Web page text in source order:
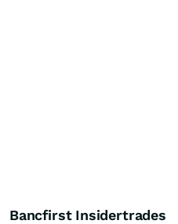
Bancfirst Insidertrades